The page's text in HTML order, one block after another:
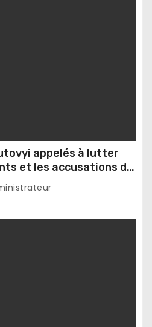
appelés à lutter
et les accusations de